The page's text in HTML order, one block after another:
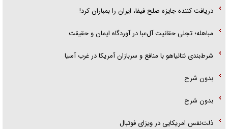
دریافت کننده جایزه صلح فیفا، ایران را بمباران کرد!
مباهله؛ تجلی حقانیت آل‌عبا در آوردگاه ایمان و حقیقت
شرط‌بندی نتانیاهو با منافع و سربازان آمریکا در غرب آسیا
بدون شرح
بدون شرح
ذلت‌نفس امریکایی در ویزای فوتبال